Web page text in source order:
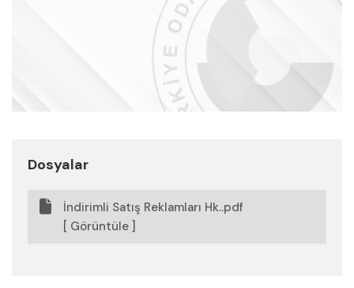
Dosyalar
İndirimli Satış Reklamları Hk..pdf
[ Görüntüle ]